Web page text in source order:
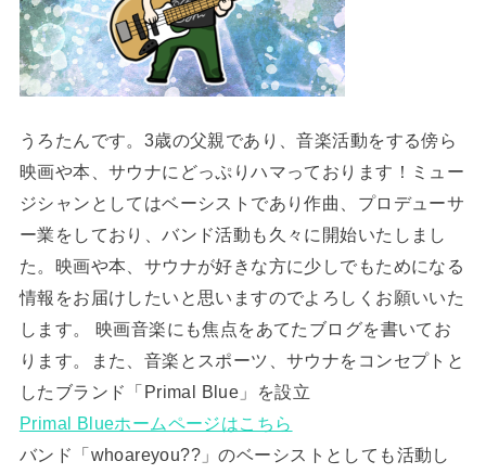
うろたんです。3歳の父親であり、音楽活動をする傍ら
映画や本、サウナにどっぷりハマっております！ミュー
ジシャンとしてはベーシストであり作曲、プロデューサ
ー業をしており、バンド活動も久々に開始いたしまし
た。映画や本、サウナが好きな方に少しでもためになる
情報をお届けしたいと思いますのでよろしくお願いいた
します。 映画音楽にも焦点をあてたブログを書いてお
ります。また、音楽とスポーツ、サウナをコンセプトと
したブランド「Primal Blue」を設立
Primal Blueホームページはこちら
バンド「whoareyou??」のベーシストとしても活動し